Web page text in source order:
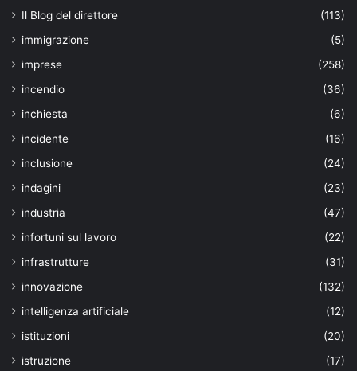
Il Blog del direttore
(113)
immigrazione
(5)
imprese
(258)
incendio
(36)
inchiesta
(6)
incidente
(16)
inclusione
(24)
indagini
(23)
industria
(47)
infortuni sul lavoro
(22)
infrastrutture
(31)
innovazione
(132)
intelligenza artificiale
(12)
istituzioni
(20)
istruzione
(17)